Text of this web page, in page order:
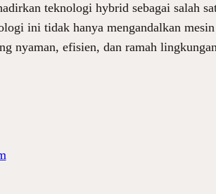
teknologi hybrid sebagai salah
ini tidak hanya mengandalkan
nyaman, efisien, dan ramah